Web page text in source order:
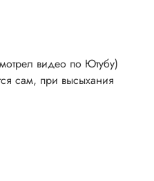
видео по Ютубу)
сам, при высыхания